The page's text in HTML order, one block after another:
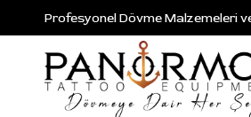
Profesyonel Dövme Malzemeleri